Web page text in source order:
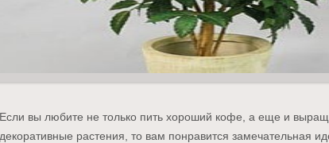
Если вы любите не только пить хороший кофе, а еще и
декоративные растения, то вам понравится замечательная